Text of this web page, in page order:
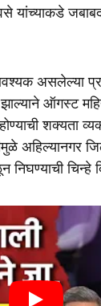
यांच्याकडे
असलेल्या
ऑगस्ट
शक्यता
अहिल्यानगर
निघण्याची